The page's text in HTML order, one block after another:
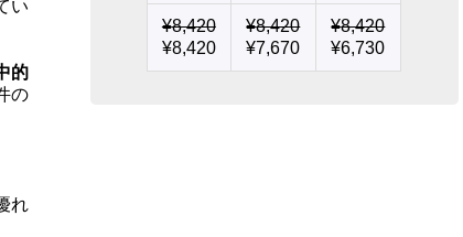
い
的
の
れ
リ
ッ
ジ
Φ
¥8,420
¥8,420
¥8,420
¥7,670
¥8,420
¥6,730